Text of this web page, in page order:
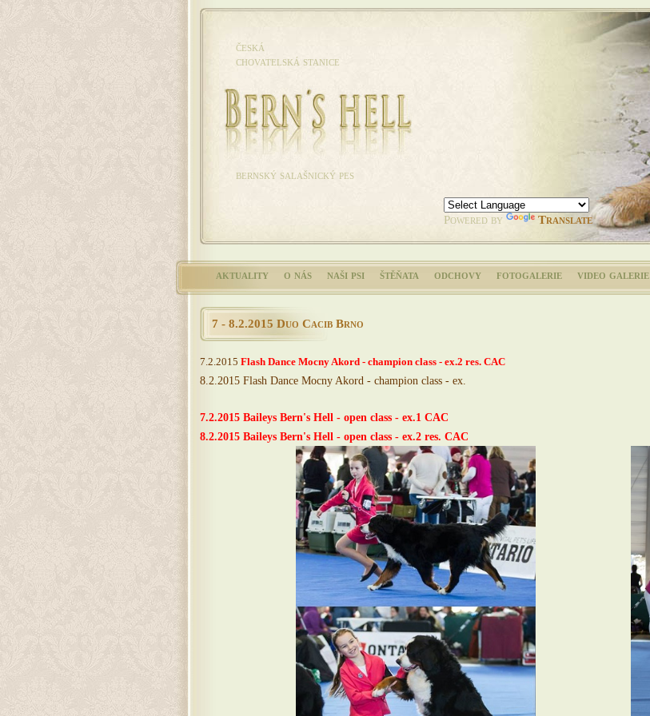
česká
chovatelská stanice
Powered by Translate
bernský salašnický pes
aktuality o nás naši psi štěňata odchovy fotogalerie video galerie
7 - 8.2.2015 Duo Cacib Brno
7.2.2015 Flash Dance Mocny Akord - champion class - ex.2 res. CAC
8.2.2015 Flash Dance Mocny Akord - champion class - ex.
7.2.2015 Baileys Bern's Hell - open class - ex.1 CAC
8.2.2015 Baileys Bern's Hell - open class - ex.2 res. CAC